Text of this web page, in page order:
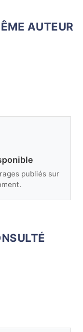
AUTEUR
publiés sur